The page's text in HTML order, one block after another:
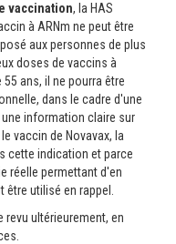
vaccination, la HAS
à ARNm ne peut être
aux personnes de plus
doses de vaccins à
ans, il ne pourra être
dans le cadre d'une
information claire sur
vaccin de Novavax, la
cette indication et parce
réelle permettant d'en
être utilisé en rappel.
revu ultérieurement, en